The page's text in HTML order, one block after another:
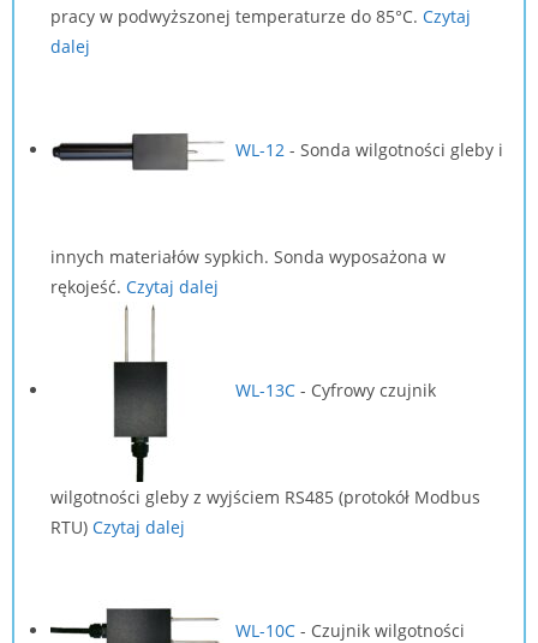
pracy w podwyższonej temperaturze do 85°C. Czytaj
dalej
WL-12 - Sonda wilgotności gleby i
innych materiałów sypkich. Sonda wyposażona w
rękojeść. Czytaj dalej
WL-13C - Cyfrowy czujnik
wilgotności gleby z wyjściem RS485 (protokół Modbus
RTU) Czytaj dalej
WL-10C - Czujnik wilgotności